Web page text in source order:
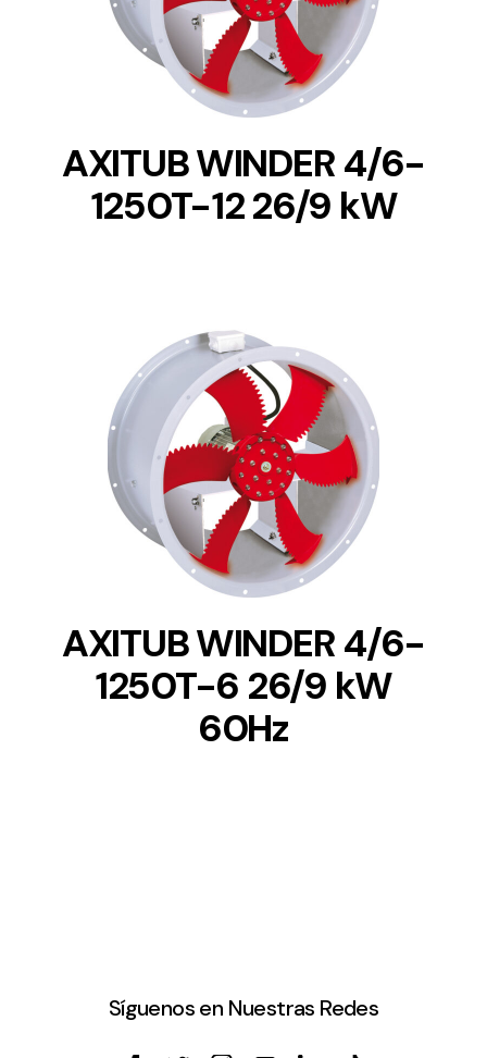
AXITUB WINDER 4/6-
1250T-12 26/9 kW
DETAILS
AXITUB WINDER 4/6-
1250T-6 26/9 kW
60Hz
Síguenos en Nuestras Redes